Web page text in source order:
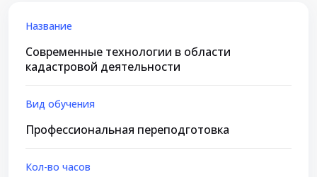
Название
Современные технологии в области
кадастровой деятельности
Вид обучения
Профессиональная переподготовка
Кол-во часов